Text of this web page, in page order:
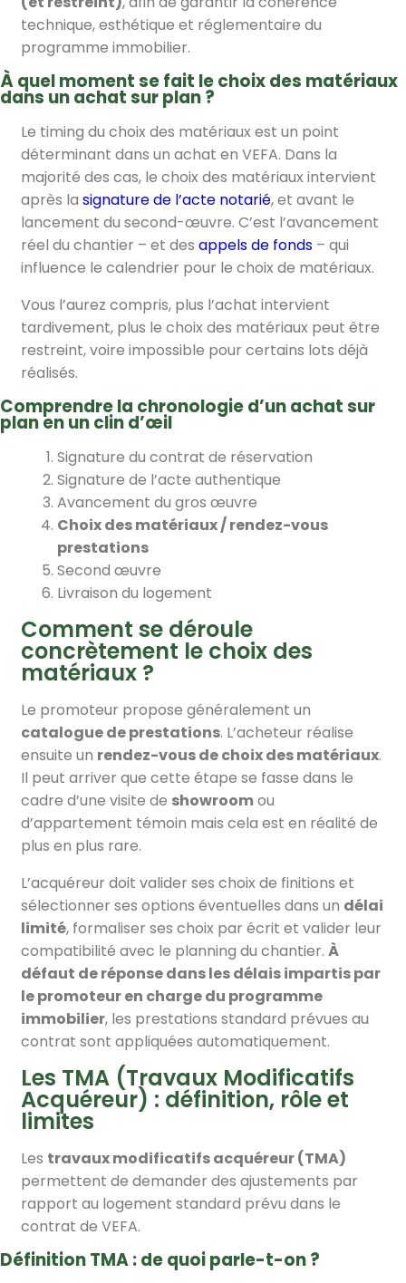
technique, esthétique et réglementaire du
programme immobilier.
À quel moment se fait le choix des matériaux
dans un achat sur plan ?
Le timing du choix des matériaux est un point
déterminant dans un achat en VEFA. Dans la
majorité des cas, le choix des matériaux intervient
après la signature de l’acte notarié, et avant le
lancement du second-œuvre. C’est l’avancement
réel du chantier – et des appels de fonds – qui
influence le calendrier pour le choix de matériaux.
Vous l’aurez compris, plus l’achat intervient
tardivement, plus le choix des matériaux peut être
restreint, voire impossible pour certains lots déjà
réalisés.
Comprendre la chronologie d’un achat sur
plan en un clin d’œil
Signature du contrat de réservation
Signature de l’acte authentique
Avancement du gros œuvre
Choix des matériaux / rendez-vous
prestations
Second œuvre
Livraison du logement
Comment se déroule
concrètement le choix des
matériaux ?
Le promoteur propose généralement un
catalogue de prestations. L’acheteur réalise
ensuite un rendez-vous de choix des matériaux.
Il peut arriver que cette étape se fasse dans le
cadre d’une visite de showroomou
d’appartement témoin mais cela est en réalité de
plus en plus rare.
L’acquéreur doit valider ses choix de finitions et
sélectionner ses options éventuelles dans un délai
limité, formaliser ses choix par écrit et valider leur
compatibilité avec le planning du chantier. À
défaut de réponse dans les délais impartis par
le promoteur en charge du programme
immobilier, les prestations standard prévues au
contrat sont appliquées automatiquement.
Les TMA (Travaux Modificatifs
Acquéreur) : définition, rôle et
limites
Les travaux modificatifs acquéreur (TMA)
permettent de demander des ajustements par
rapport au logement standard prévu dans le
contrat de VEFA.
Définition TMA : de quoi parle-t-on ?